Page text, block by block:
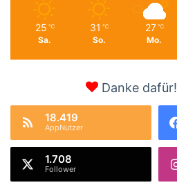
25 ℃
Sa.
31 ℃
So.
27 ℃
Mo.
Danke dafür!
18.419
AppNutzer
1.708
Follower